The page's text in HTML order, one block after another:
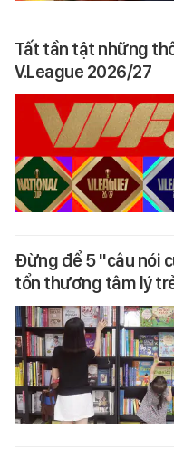
Tất tần tật những
V.League 2026/27
Đừng để 5 "câu nói
tổn thương tâm lý